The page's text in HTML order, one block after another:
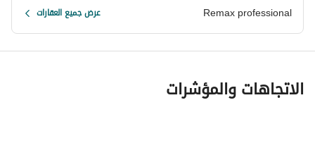
Remax professional عرض جميع العقارات
الاتجاهات والمؤشرات